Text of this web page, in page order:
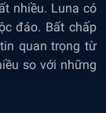
nhiều. Luna có
đáo. Bất chấp
quan trọng từ
so với những